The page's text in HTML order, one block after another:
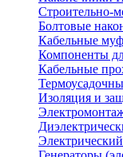
Болтовые
Кабельные
Компоненты
Кабельные
Изоляция и